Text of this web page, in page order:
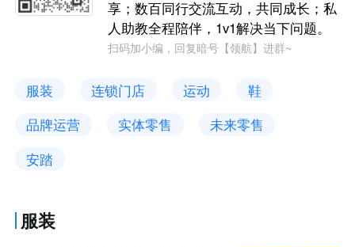
享；数百同行交流互动，共同成长；私
人助教全程陪伴，1v1解决当下问题。
扫码加小编，回复暗号【领航】进群~
服装 连锁门店 运动
鞋
品牌运营
实体零售
未来零售
安踏
服装